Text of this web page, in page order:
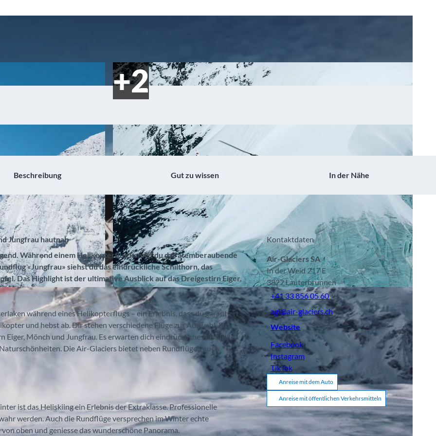
© CC-BY-SA
Beschreibung Gut zu wissen In der Nähe
Jungfrau hautnah
Während einem Helikopterflug kannst du das atemberaubende
«Jungfrau» siehst du das eindrückliche Schilthorn, das
Das Highlight ist der ultimative Ausblick auf das Dreigestirn Eiger,
während eines Helikopterflugs – ein Erlebnis, dass du garantiert
und hebst ab. Dir stehen verschiedene Flüge zur Auswahl. Ein
Mönch und Jungfrau. Es erwarten dich eindrückliche Ausblicke
Die Air-Glaciers bietet neben Rundflügen auch
ist das Heliskiing ein Erlebnis der Extraklasse. Professionelle
werden. Auch die Rundflüge versprechen im Winter echte
oben und geniesse das wunderschöne Panorama.
Kontaktdaten
Air-Glaciers SA
In der Weid 217 E
3822Lauterbrunnen
+41 33 856 05 60
agl@air-glaciers.ch
Website
Facebook
Instagram
TikTok
Anreise mit dem Auto
Anreise mit öffentlichen Verkehrsmitteln